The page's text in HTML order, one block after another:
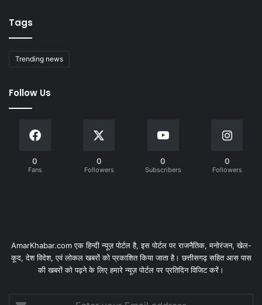
Tags
Trending news
Follow Us
0
Fans
0
Followers
0
Subscribers
0
Followers
AmarKhabar.com एक हिन्दी न्यूज़ पोर्टल है, इस पोर्टल पर राजनैतिक, मनोरंजन, खेल-
कूद, देश विदेश, एवं लोकल खबरों को प्रकाशित किया जाता है। छत्तीसगढ़ सहित आस पास
की खबरों को पढ़ने के लिए हमारे न्यूज़ पोर्टल पर प्रतिदिन विजिट करें।